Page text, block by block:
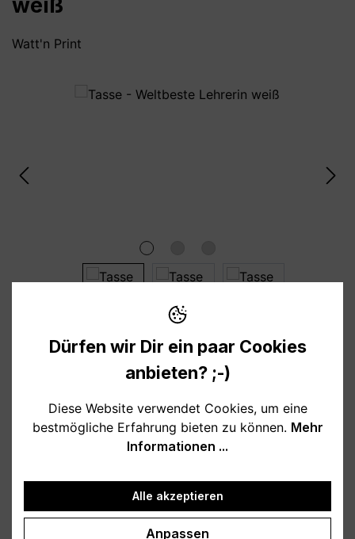
Watt'n Print
Bildergalerie überspringen
10,95 €
Preise inkl. MwSt. zzgl. Versandkosten
Verfügbar, Lieferzeit: 1-3 Tage
weiß
schwarz rosa lila
Produkt Anzahl: Gib den gewünschten
In den Warenkorb
Dürfen wir Dir ein paar Cookies
anbieten? ;-)
Diese Website verwendet Cookies, um eine
bestmögliche Erfahrung bieten zu können. Mehr
Informationen ...
Alle akzeptieren
Anpassen